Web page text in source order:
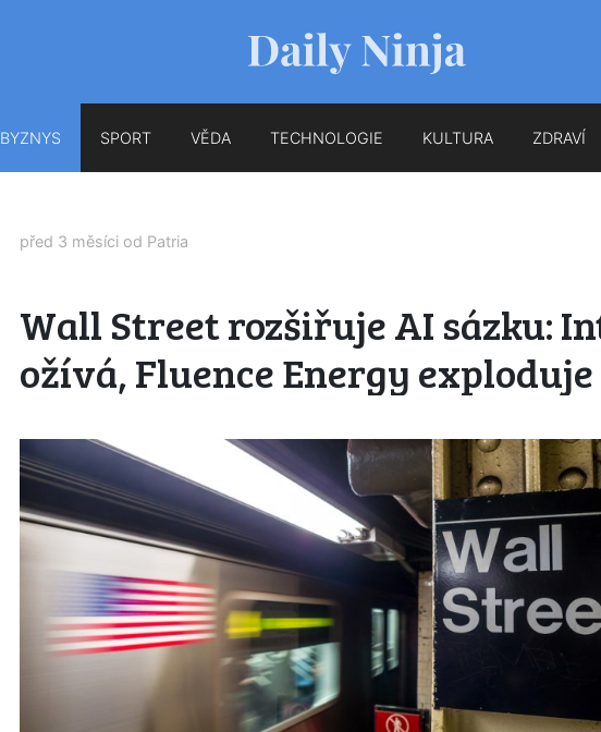
BYZNYS SPORT VĚDA TECHNOLOGIE KULTURA ZDRAVÍ
před 3 měsíci od Patria
Wall Street rozšiřuje AI sázku:
ožívá, Fluence Energy exploduje